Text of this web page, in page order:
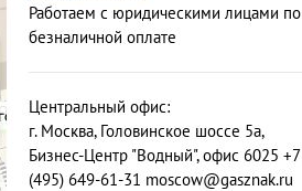
Работаем с юридическими лицами по
безналичной оплате
Центральный офис:
г. Москва, Головинское шоссе 5а,
Бизнес-Центр "Водный", офис 6025 +7
(495) 649-61-31 moscow@gasznak.ru